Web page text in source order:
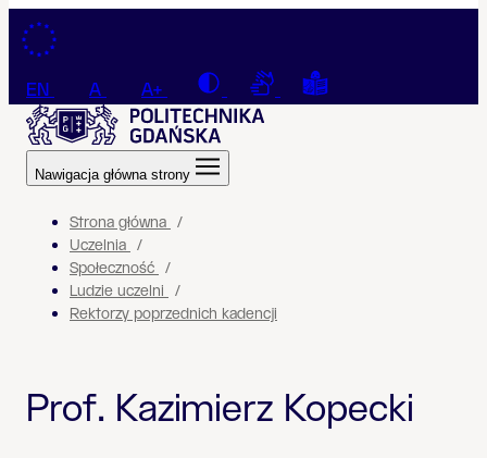
Przejdź do treści
EN A A+ Contrast Connection with a sign
Tekst łatwy do
Nawigacja główna strony
Strona główna
Uczelnia
Społeczność
Ludzie uczelni
Rektorzy poprzednich kadencji
Prof. Kazimierz Kopecki